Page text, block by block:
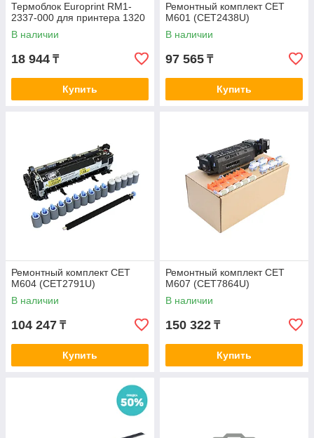
Термоблок Europrint RM1-
2337-000 для принтера 1320
В наличии
18 944 ₸
Купить
Ремонтный комплект CET
M601 (CET2438U)
В наличии
97 565 ₸
Купить
Ремонтный комплект CET
M604 (CET2791U)
В наличии
104 247 ₸
Купить
Ремонтный комплект CET
M607 (CET7864U)
В наличии
150 322 ₸
Купить